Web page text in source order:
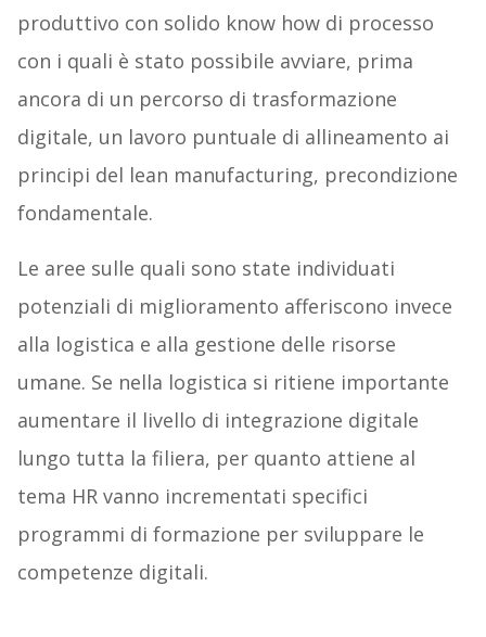
produttivo con solido know how di processo
con i quali è stato possibile avviare, prima
ancora di un percorso di trasformazione
digitale, un lavoro puntuale di allineamento ai
principi del lean manufacturing, precondizione
fondamentale.
Le aree sulle quali sono state individuati
potenziali di miglioramento afferiscono invece
alla logistica e alla gestione delle risorse
umane. Se nella logistica si ritiene importante
aumentare il livello di integrazione digitale
lungo tutta la filiera, per quanto attiene al
tema HR vanno incrementati specifici
programmi di formazione per sviluppare le
competenze digitali.